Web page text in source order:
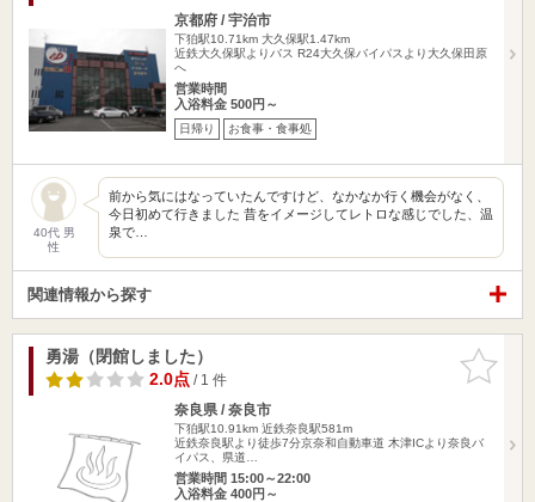
京都府 / 宇治市
下狛駅10.71km 大久保駅1.47km
近鉄大久保駅よりバス R24大久保バイパスより大久保田原
へ
営業時間
入浴料金 500円～
日帰り お食事・食事処
40代 男
性
前から気にはなっていたんですけど、なかなか行く機会がなく、
今日初めて行きました 昔をイメージしてレトロな感じでした、温
泉で…
関連情報から探す
お気に入
りに追加
勇湯（閉館しました）
2.0点/ 1 件
奈良県 / 奈良市
下狛駅10.91km 近鉄奈良駅581m
近鉄奈良駅より徒歩7分京奈和自動車道 木津ICより奈良バ
イパス、県道…
営業時間 15:00～22:00
入浴料金 400円～